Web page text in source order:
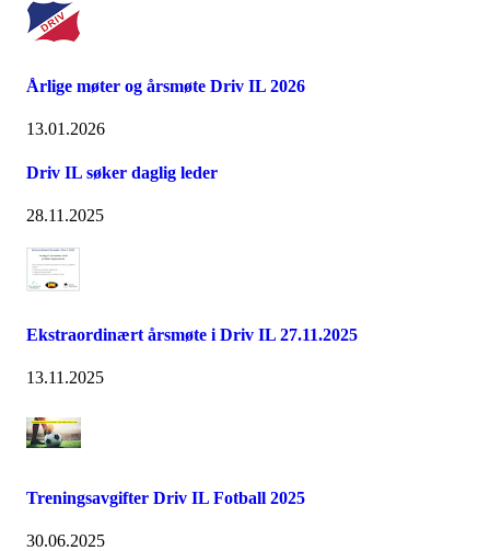
Årlige møter og årsmøte Driv IL 2026
13.01.2026
Driv IL søker daglig leder
28.11.2025
Ekstraordinært årsmøte i Driv IL 27.11.2025
13.11.2025
Treningsavgifter Driv IL Fotball 2025
30.06.2025